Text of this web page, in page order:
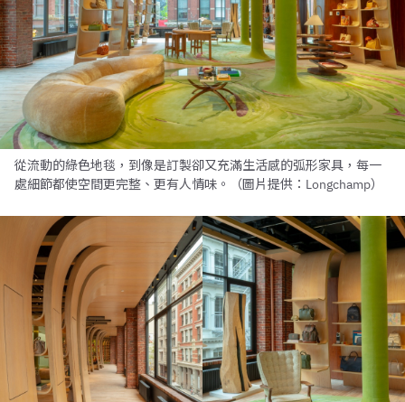
從流動的綠色地毯，到像是訂製卻又充滿生活感的弧形家具，每一
處細節都使空間更完整、更有人情味。（圖片提供：Longchamp）